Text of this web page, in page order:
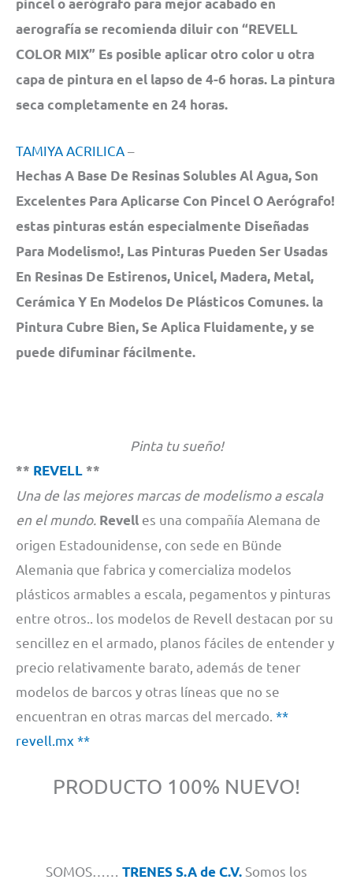
aerografía se recomienda diluir con “REVELL
COLOR MIX” Es posible aplicar otro color u otra
capa de pintura en el lapso de 4-6 horas. La pintura
seca completamente en 24 horas.
TAMIYA ACRILICA–
Hechas A Base De Resinas Solubles Al Agua, Son
Excelentes Para Aplicarse Con Pincel O Aerógrafo!
estas pinturas están especialmente Diseñadas
Para Modelismo!, Las Pinturas Pueden Ser Usadas
En Resinas De Estirenos, Unicel, Madera, Metal,
Cerámica Y En Modelos De Plásticos Comunes. la
Pintura Cubre Bien, Se Aplica Fluidamente, y se
puede difuminar fácilmente.
Pinta tu sueño!
** REVELL **
Una de las mejores marcas de modelismo a escala
en el mundo. Revell es una compañía Alemana de
origen Estadounidense, con sede en Bünde
Alemania que fabrica y comercializa modelos
plásticos armables a escala, pegamentos y pinturas
entre otros.. los modelos de Revell destacan por su
sencillez en el armado, planos fáciles de entender y
precio relativamente barato, además de tener
modelos de barcos y otras líneas que no se
encuentran en otras marcas del mercado. **
revell.mx **
PRODUCTO 100% NUEVO!
SOMOS…… TRENES S.A de C.V. Somos los